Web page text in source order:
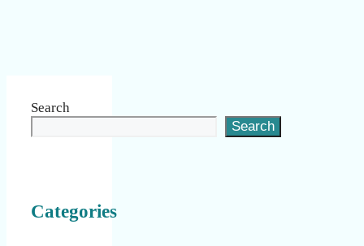
Search
Search
Categories